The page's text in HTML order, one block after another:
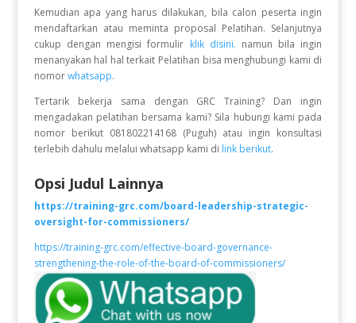
Kemudian apa yang harus dilakukan, bila calon peserta ingin
mendaftarkan atau meminta proposal Pelatihan. Selanjutnya
cukup dengan mengisi formulir klik disini. namun bila ingin
menanyakan hal hal terkait Pelatihan bisa menghubungi kami di
nomor whatsapp.
Tertarik bekerja sama dengan GRC Training? Dan ingin
mengadakan pelatihan bersama kami? Sila hubungi kami pada
nomor berikut 081802214168 (Puguh) atau ingin konsultasi
terlebih dahulu melalui whatsapp kami di link berikut.
Opsi Judul Lainnya
https://training-grc.com/board-leadership-strategic-
oversight-for-commissioners/
https://training-grc.com/effective-board-governance-
strengthening-the-role-of-the-board-of-commissioners/